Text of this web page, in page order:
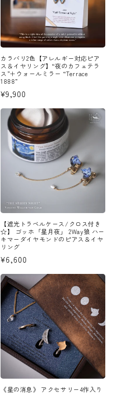
カラバリ2色【アレルギー対応ピア
ス＆イヤリング】“夜のカフェテラ
ス”＋ウォールミラー “Terrace
1888”
通
常
価
格
¥9,900
【遮光トラベルケース/クロス付き
☆】 ゴッホ「星月夜」 2Way狼 ハー
キマーダイヤモンドのピアス＆イヤ
リング
通
常
価
格
¥6,600
《星の消息》 アクセサリー4作入り